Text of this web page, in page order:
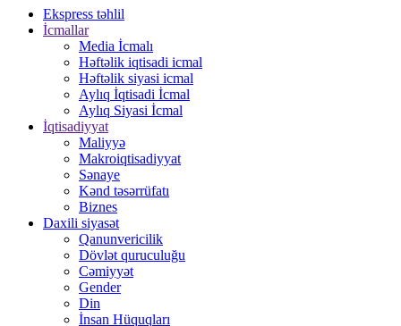
Ekspress təhlil
İcmallar
Media İcmalı
Həftəlik iqtisadi icmal
Həftəlik siyasi icmal
Aylıq İqtisadi İcmal
Aylıq Siyasi İcmal
İqtisadiyyat
Maliyyə
Makroiqtisadiyyat
Sənaye
Kənd təsərrüfatı
Biznes
Daxili siyasət
Qanunvericilik
Dövlət quruculuğu
Cəmiyyət
Gender
Din
İnsan Hüquqları